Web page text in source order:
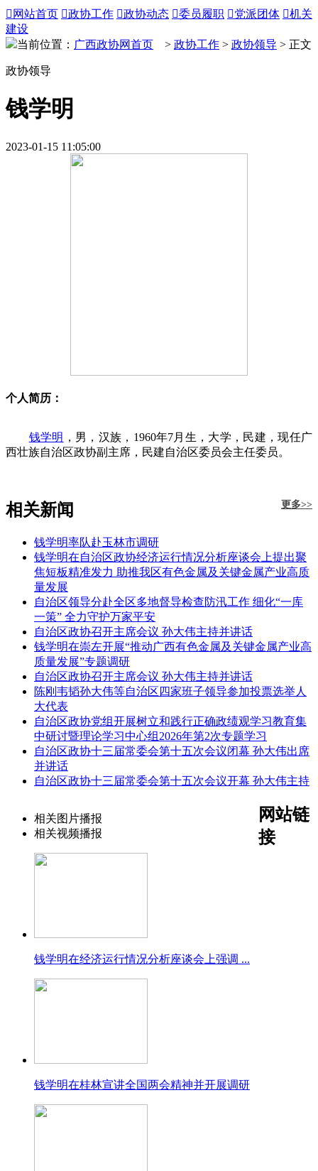
 网站首页 政协工作 政协动态 委员履职 党派团体 机关
建设
当前位置： 广西政协网首页 > 政协工作 > 政协领导 > 正文
政协领导
钱学明
2023-01-15 11:05:00
个人简历：
钱学明 ，男，汉族，1960年7月生，大学，民建，现任广
西壮族自治区政协副主席，民建自治区委员会主任委员。
相关新闻 更多>>
钱学明率队赴玉林市调研
钱学明在自治区政协经济运行情况分析座谈会上提出聚
焦短板精准发力 助推我区有色金属及关键金属产业高质
量发展
自治区领导分赴全区多地督导检查防汛工作 细化“一库
一策” 全力守护万家平安
自治区政协召开主席会议 孙大伟主持并讲话
钱学明在崇左开展“推动广西有色金属及关键金属产业高
质量发展”专题调研
自治区政协召开主席会议 孙大伟主持并讲话
陈刚韦韬孙大伟等自治区四家班子领导参加投票选举人
大代表
自治区政协党组开展树立和践行正确政绩观学习教育集
中研讨暨理论学习中心组2026年第2次专题学习
自治区政协十三届常委会第十五次会议闭幕 孙大伟出席
并讲话
自治区政协十三届常委会第十五次会议开幕 孙大伟主持
相关图片播报
相关视频播报
钱学明在经济运行情况分析座谈会上强调 ...
钱学明在桂林宣讲全国两会精神并开展调研
网站链
接